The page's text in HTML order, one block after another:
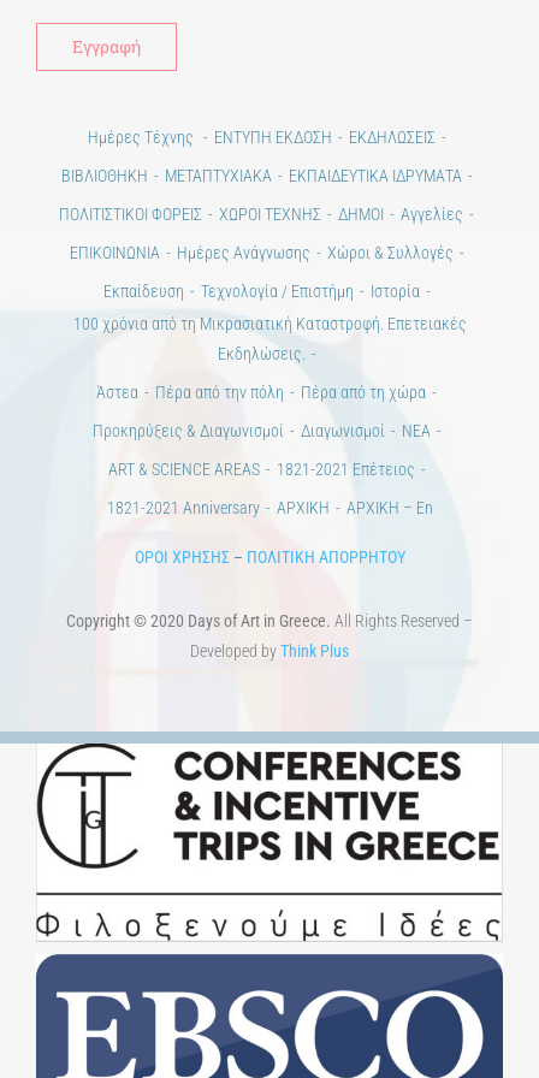
Ημέρες Τέχνης ΕΝΤΥΠΗ ΕΚΔΟΣΗ
ΕΚΔΗΛΩΣΕΙΣ
ΒΙΒΛΙΟΘΗΚΗ
ΜΕΤΑΠΤΥΧΙΑΚΑ
ΕΚΠΑΙΔΕΥΤΙΚΑ ΙΔΡΥΜΑΤΑ
ΠΟΛΙΤΙΣΤΙΚΟΙ ΦΟΡΕΙΣ
ΧΩΡΟΙ ΤΕΧΝΗΣ ΔΗΜΟΙ
Αγγελίες
ΕΠΙΚΟΙΝΩΝΙΑ
Ημέρες Ανάγνωσης
Χώροι & Συλλογές
Εκπαίδευση
Τεχνολογία / Επιστήμη
Ιστορία
100 χρόνια από τη Μικρασιατική Καταστροφή. Επετειακές
Εκδηλώσεις.
Άστεα
Πέρα από την πόλη
Πέρα από τη χώρα
Προκηρύξεις & Διαγωνισμοί
Διαγωνισμοί
ART & SCIENCE AREAS
1821-2021 Επέτειος
Copyright © 2020 Days of Art in Greece.All Rights Reserved –